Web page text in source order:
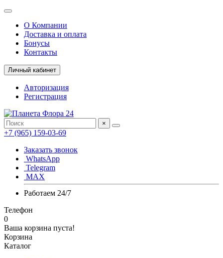
О Компании
Доставка и оплата
Бонусы
Контакты
Личный кабинет
Авторизация
Регистрация
×
+7 (965) 159-03-69
Заказать звонок
WhatsApp
Telegram
MAX
Работаем 24/7
Телефон
0
Ваша корзина пуста!
Корзина
Каталог